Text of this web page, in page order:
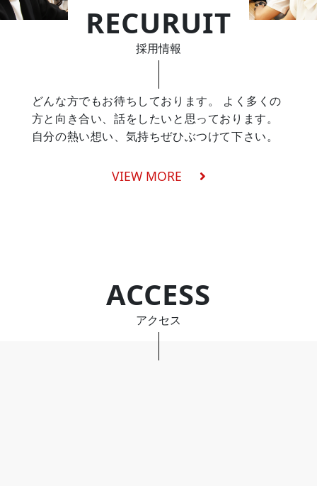
RECURUIT
採用情報
どんな方でもお待ちしております。
よく多くの
方と向き合い、話をしたいと思っております。
自分の熱い想い、気持ちぜひぶつけて下さい。
VIEW MORE
ACCESS
アクセス